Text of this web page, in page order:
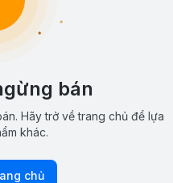
bán
Hãy trở về trang chủ để lựa
khác.
chủ